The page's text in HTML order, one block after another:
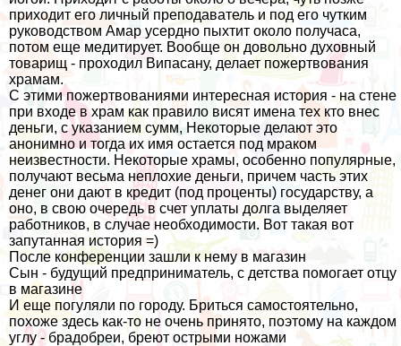
приходит его личный преподаватель и под его чутким
руководством Амар усердно пыхтит около получаса,
потом еще медитирует. Вообще он довольно духовный
товарищ - проходил Випасану, делает пожертвования
храмам.
C этими пожертвованиями интересная история - на стене
при входе в храм как правило висят имена тех кто внес
деньги, с указанием сумм, Некоторые делают это
анонимно и тогда их имя остается под мраком
неизвестности. Некоторые храмы, особенно популярные,
получают весьма неплохие деньги, причем часть этих
денег они дают в кредит (под проценты) государству, а
оно, в свою очередь в счет уплаты долга выделяет
работников, в случае необходимости. Вот такая вот
запутанная история =)
После конференции зашли к нему в магазин
Сын - будущий предприниматель, с детства помогает отцу
в магазине
И еще погуляли по городу. Бриться самостоятельно,
похоже здесь как-то не очень принято, поэтому на каждом
углу - брадобреи, бреют острыми ножами